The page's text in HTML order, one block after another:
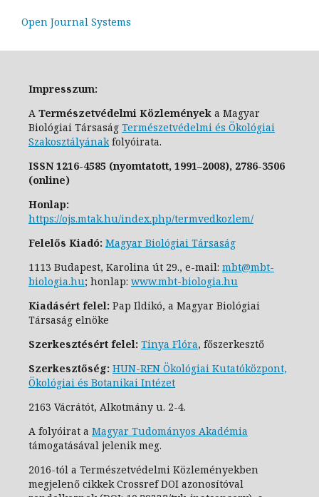
Open Journal Systems
Impresszum:
A Természetvédelmi Közlemények a Magyar
Biológiai Társaság Természetvédelmi és Ökológiai
Szakosztályánakfolyóirata.
ISSN1216-4585 (nyomtatott, 1991–2008), 2786-3506
(online)
Honlap:
https://ojs.mtak.hu/index.php/termvedkozlem/
Felelős Kiadó: Magyar Biológiai Társaság
1113 Budapest, Karolina út 29., e-mail: mbt@mbt-
biologia.hu; honlap: www.mbt-biologia.hu
Kiadásért felel: Pap Ildikó, a Magyar Biológiai
Társaság elnöke
Szerkesztésért felel: Tinya Flóra, főszerkesztő
Szerkesztőség: HUN-REN Ökológiai Kutatóközpont,
Ökológiai és Botanikai Intézet
2163 Vácrátót, Alkotmány u. 2-4.
A folyóirat a Magyar Tudományos Akadémia
támogatásával jelenik meg.
2016-tól a Természetvédelmi Közleményekben
megjelenő cikkek Crossref DOI azonosítóval